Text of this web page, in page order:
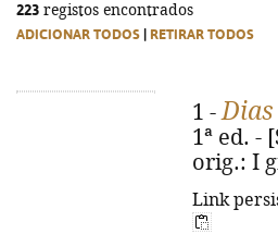
223 registos encontrados
ADICIONAR TODOS RETIRAR TODOS
1 -
1ª ed. -
orig.: I
Link